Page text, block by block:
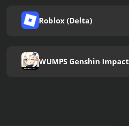
Roblox (Delta)
WUMPS Genshin Impact